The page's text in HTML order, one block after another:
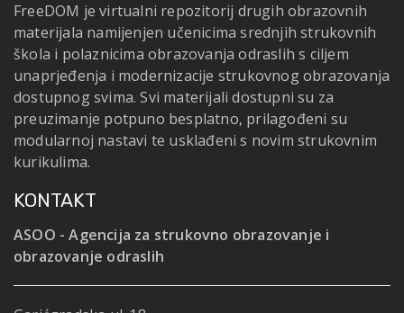
FreeDOM je virtualni repozitorij drugih obrazovnih
materijala namijenjen učenicima srednjih strukovnih
škola i polaznicima obrazovanja odraslih s ciljem
unaprjeđenja i modernizacije strukovnog obrazovanja
dostupnog svima. Svi materijali dostupni su za
preuzimanje potpuno besplatno, prilagođeni su
modularnoj nastavi te usklađeni s novim strukovnim
kurikulima.
KONTAKT
ASOO - Agencija za strukovno obrazovanje i
obrazovanje odraslih